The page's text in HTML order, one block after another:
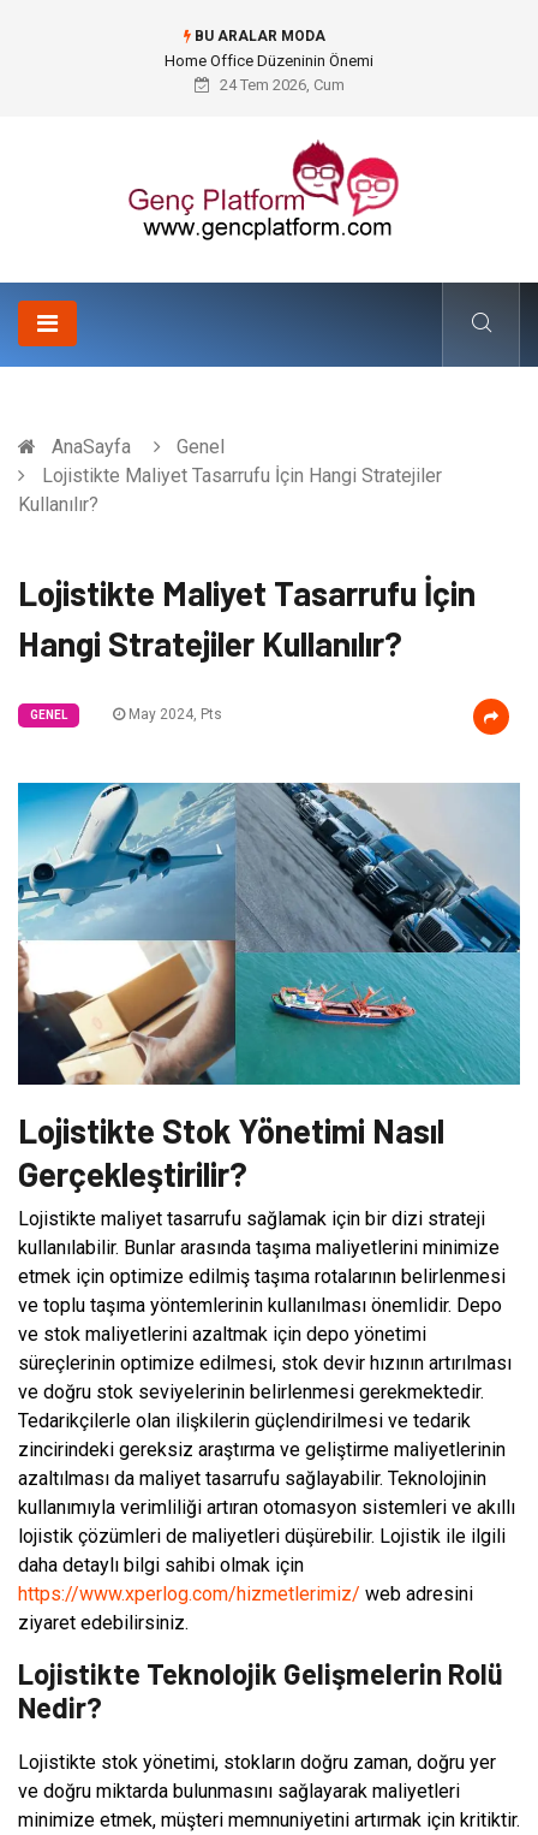
BU ARALAR MODA
Konteyner Nakliye Fiyatları ve Küresel Ticarette Bütçe Yönetimi
24 Tem 2026, Cum
AnaSayfa
Genel
Lojistikte Maliyet Tasarrufu İçin Hangi Stratejiler
Kullanılır?
Lojistikte Maliyet Tasarrufu İçin
Hangi Stratejiler Kullanılır?
GENEL May 2024, Pts
Lojistikte Stok Yönetimi Nasıl
Gerçekleştirilir?
Lojistikte maliyet tasarrufu sağlamak için bir dizi strateji
kullanılabilir. Bunlar arasında taşıma maliyetlerini minimize
etmek için optimize edilmiş taşıma rotalarının belirlenmesi
ve toplu taşıma yöntemlerinin kullanılması önemlidir. Depo
ve stok maliyetlerini azaltmak için depo yönetimi
süreçlerinin optimize edilmesi, stok devir hızının artırılması
ve doğru stok seviyelerinin belirlenmesi gerekmektedir.
Tedarikçilerle olan ilişkilerin güçlendirilmesi ve tedarik
zincirindeki gereksiz araştırma ve geliştirme maliyetlerinin
azaltılması da maliyet tasarrufu sağlayabilir. Teknolojinin
kullanımıyla verimliliği artıran otomasyon sistemleri ve akıllı
lojistik çözümleri de maliyetleri düşürebilir. Lojistik ile ilgili
daha detaylı bilgi sahibi olmak için
https://www.xperlog.com/hizmetlerimiz/ web adresini
ziyaret edebilirsiniz.
Lojistikte Teknolojik Gelişmelerin Rolü
Nedir?
Lojistikte stok yönetimi, stokların doğru zaman, doğru yer
ve doğru miktarda bulunmasını sağlayarak maliyetleri
minimize etmek, müşteri memnuniyetini artırmak için kritiktir.